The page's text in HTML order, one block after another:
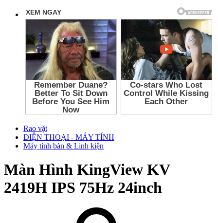
Rao vặt
ĐIỆN THOẠI - MÁY TÍNH
Máy tính bàn & Linh kiện
Màn Hình KingView KV
2419H IPS 75Hz 24inch